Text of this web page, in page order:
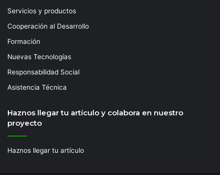
Servicios y productos
Cooperación al Desarrollo
Formación
Nuevas Tecnologías
Responsabilidad Social
Asistencia Técnica
Haznos llegar tu artículo y colabora en nuestro
proyecto
Haznos llegar tu artículo